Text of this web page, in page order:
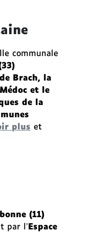
communale
Brach, la
et le
de la
plus et
(11)
par l’ Espace